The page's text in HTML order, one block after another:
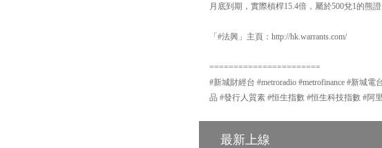
月底到期，實際槓桿15.4倍，屬於500兌1的熊證
「#法興」主頁：http://hk.warrants.com/
=======================
#新城財經台 #metroradio #metrofinance #新城
品 #發行人質素 #恒生指數 #恒生科技指數 #阿
最新上線